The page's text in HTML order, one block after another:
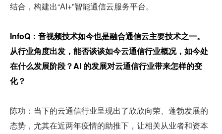
结合，构建出“AI+”智能通信云服务平台。
InfoQ：音视频技术如今也是融合通信云主要技术之一。
从行业角度出发，能否谈谈如今云通信行业概况，如今处
在什么发展阶段？AI 的发展对云通信行业带来怎样的变
化？
陈功：当下的云通信行业呈现出了欣欣向荣、蓬勃发展的
态势，尤其在近两年疫情的助推下，让相关从业者和资本